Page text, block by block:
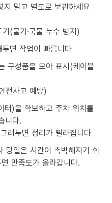
지 말고 별도로 보관하세요
(물기·국물 누수 방지)
면 작업이 빠릅니다
구성품을 모아 표시(케이블
전사고 예방)
터)을 확보하고 주차 위치를
니다.
려두면 정리가 빨라집니다
당일은 시간이 촉박해지기 쉬
만족도가 올라갑니다.